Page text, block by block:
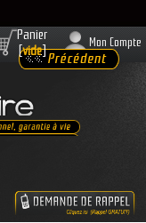
Panier
[vide]
Mon Compte